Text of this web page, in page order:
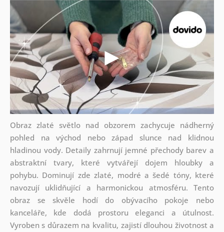
Obraz zlaté světlo nad obzorem zachycuje nádherný
pohled na východ nebo západ slunce nad klidnou
hladinou vody. Detaily zahrnují jemné přechody barev a
abstraktní tvary, které vytvářejí dojem hloubky a
pohybu. Dominují zde zlaté, modré a šedé tóny, které
navozují uklidňující a harmonickou atmosféru. Tento
obraz se skvěle hodí do obývacího pokoje nebo
kanceláře, kde dodá prostoru eleganci a útulnost.
Vyroben s důrazem na kvalitu, zajistí dlouhou životnost a